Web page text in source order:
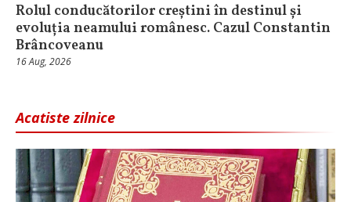
Rolul conducătorilor creștini în destinul și
evoluția neamului românesc. Cazul Constantin
Brâncoveanu
16 Aug, 2026
Acatiste zilnice